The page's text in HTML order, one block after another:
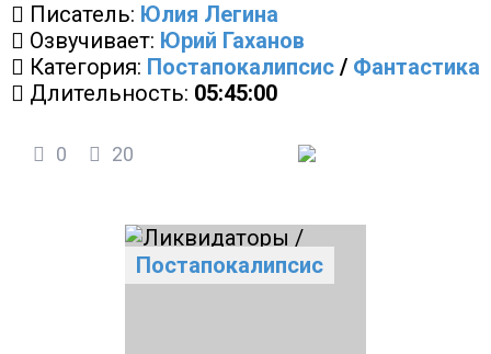
Писатель: Юлия Легина
Озвучивает: Юрий Гаханов
Категория: Постапокалипсис / Фантастика
Длительность: 05:45:00
0 20
Постапокалипсис